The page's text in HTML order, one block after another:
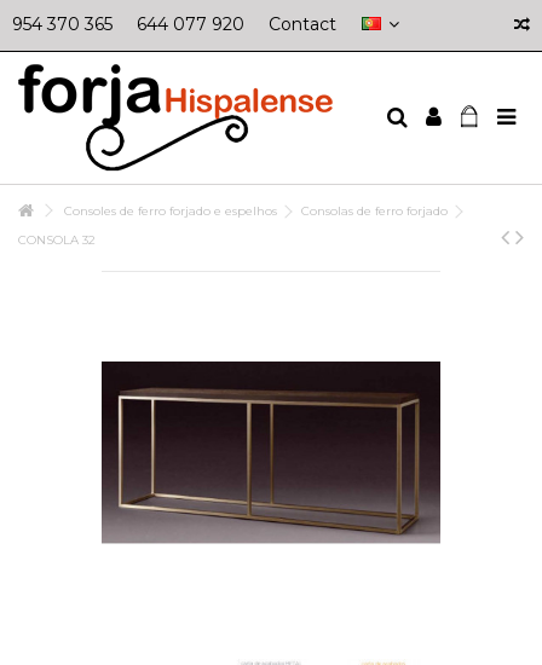
954 370 365 644 077 920 Contact
Consoles de ferro forjado e espelhos
Consolas de ferro forjado
CONSOLA 32